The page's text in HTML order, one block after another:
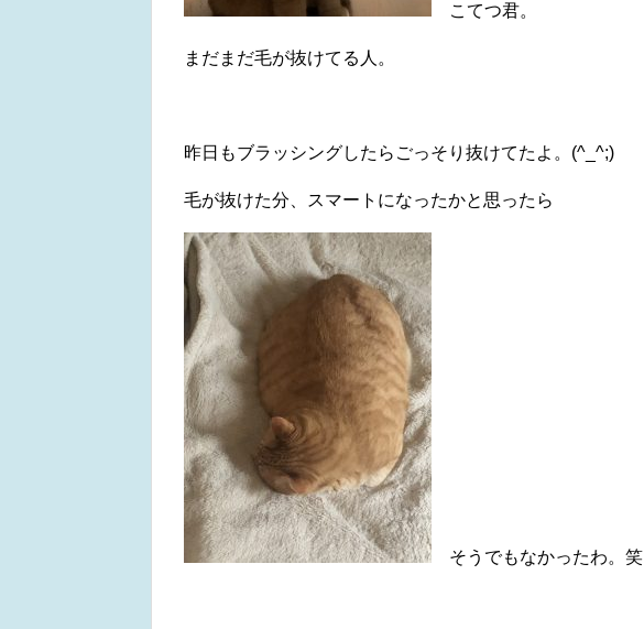
こてつ君。
まだまだ毛が抜けてる人。
昨日もブラッシングしたらごっそり抜けてたよ。(^_^;)
毛が抜けた分、スマートになったかと思ったら
そうでもなかったわ。笑